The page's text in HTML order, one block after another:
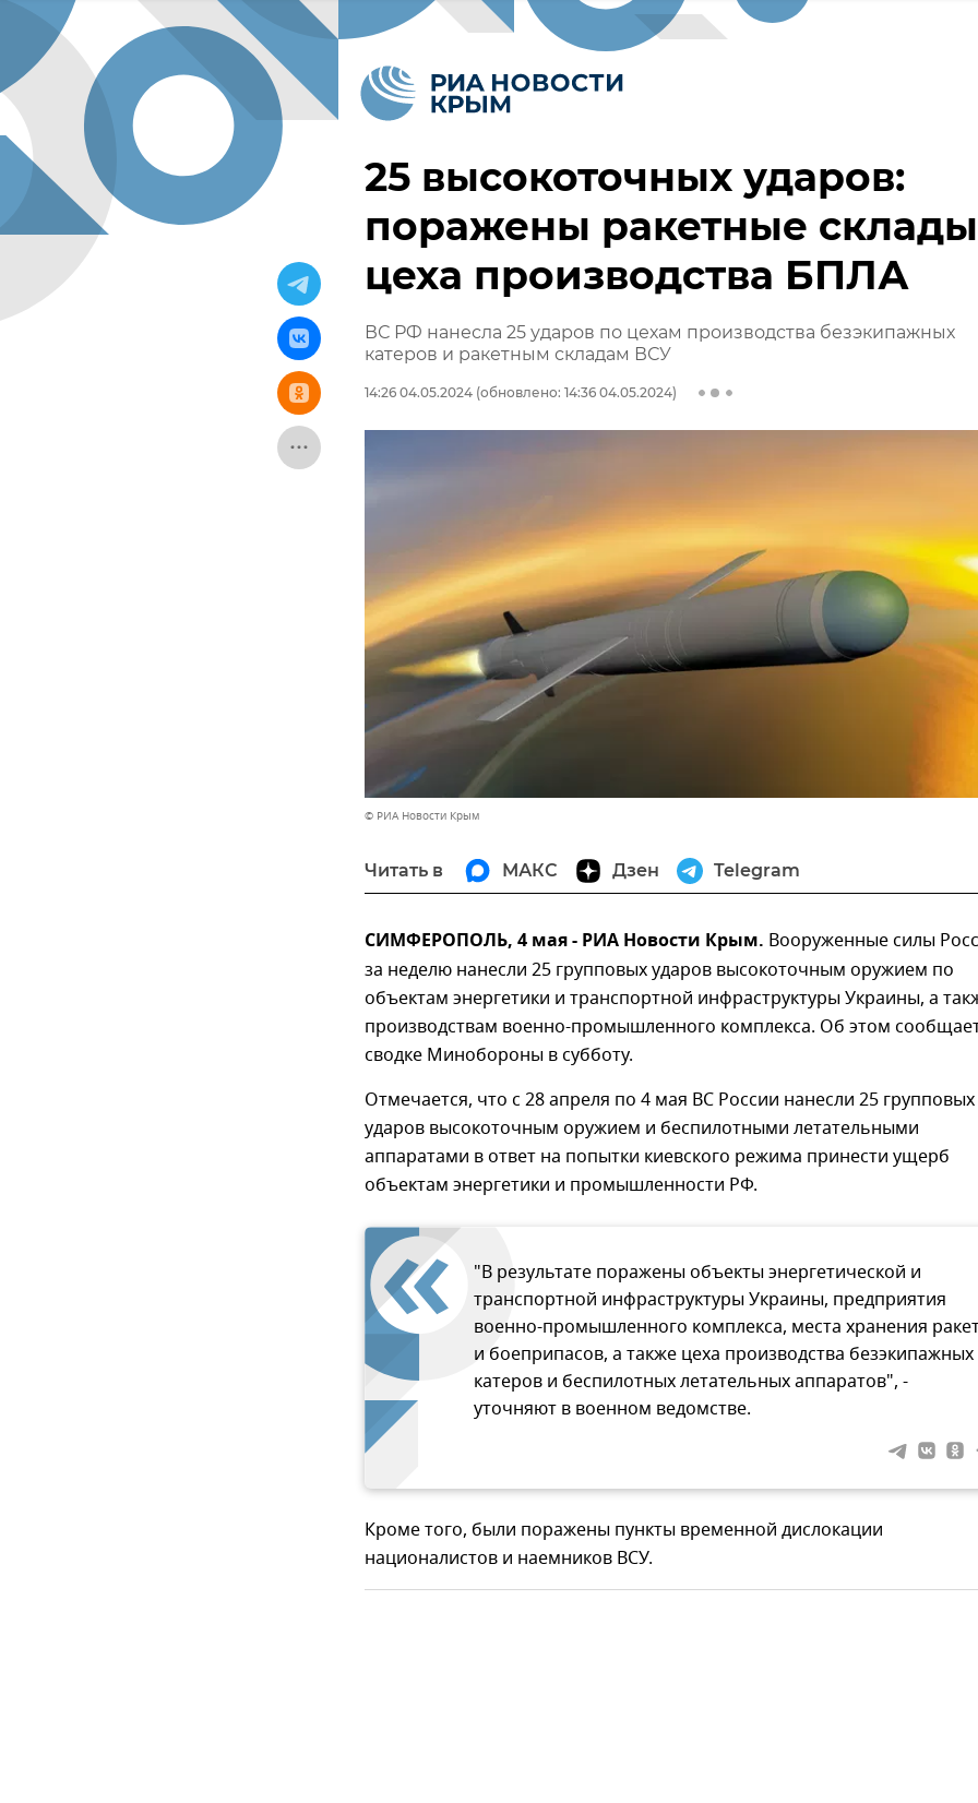
25 высокоточных ударов:
поражены ракетные
цеха производства БПЛА
ВС РФ нанесла 25 ударов по цехам производства безэкипажных
катеров и ракетным складам ВСУ
14:26 04.05.2024 (обновлено: 14:36 04.05.2024)
© РИА Новости Крым
Читать в МАКС Дзен Telegram
СИМФЕРОПОЛЬ, 4 мая - РИА Новости Крым. Вооруженные силы
за неделю нанесли 25 групповых ударов высокоточным оружием по
объектам энергетики и транспортной инфраструктуры Украины, а
производствам военно-промышленного комплекса. Об этом
сводке Минобороны в субботу.
Отмечается, что с 28 апреля по 4 мая ВС России нанесли 25 групповых
ударов высокоточным оружием и беспилотными летательными
аппаратами в ответ на попытки киевского режима принести ущерб
объектам энергетики и промышленности РФ.
"В результате поражены объекты энергетической и
транспортной инфраструктуры Украины, предприятия
военно-промышленного комплекса, места хранения
и боеприпасов, а также цеха производства безэкипажных
катеров и беспилотных летательных аппаратов", -
уточняют в военном ведомстве.
Кроме того, были поражены пункты временной дислокации
националистов и наемников ВСУ.